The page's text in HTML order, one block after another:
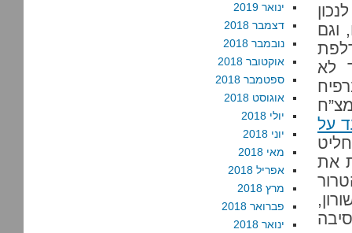
וגם
לא
על
את
ינואר 2019
דצמבר 2018
נובמבר 2018
אוקטובר 2018
ספטמבר 2018
אוגוסט 2018
יולי 2018
יוני 2018
מאי 2018
אפריל 2018
מרץ 2018
פברואר 2018
ינואר 2018